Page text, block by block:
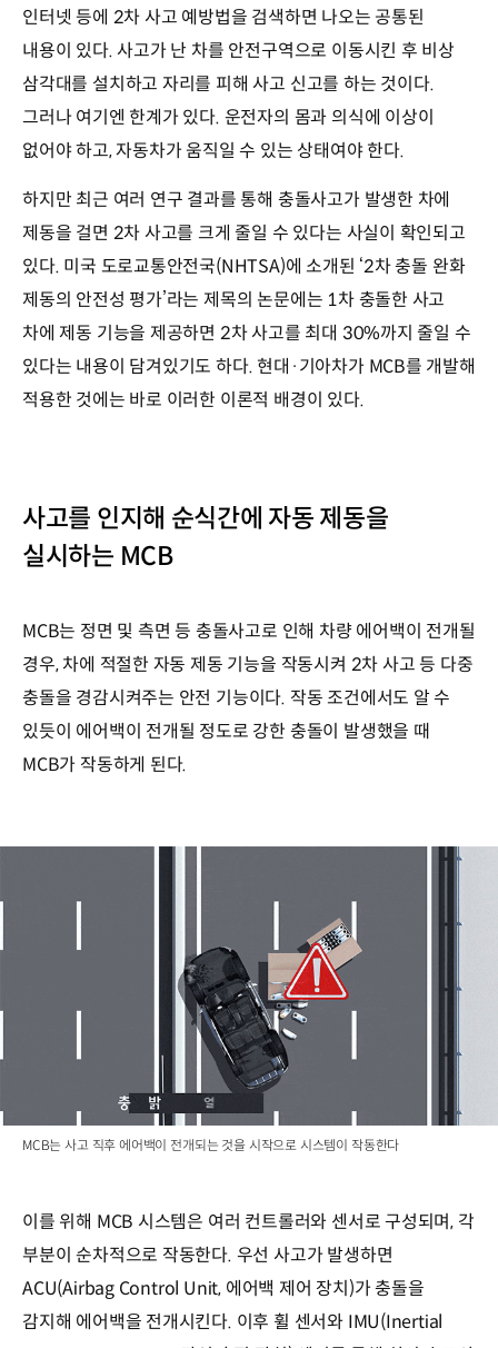
인터넷 등에 2차 사고 예방법을 검색하면 나오는 공통된
내용이 있다. 사고가 난 차를 안전구역으로 이동시킨 후 비상
삼각대를 설치하고 자리를 피해 사고 신고를 하는 것이다.
그러나 여기엔 한계가 있다. 운전자의 몸과 의식에 이상이
없어야 하고, 자동차가 움직일 수 있는 상태여야 한다.
하지만 최근 여러 연구 결과를 통해 충돌사고가 발생한 차에
제동을 걸면 2차 사고를 크게 줄일 수 있다는 사실이 확인되고
있다. 미국 도로교통안전국(NHTSA)에 소개된 ‘2차 충돌 완화
제동의 안전성 평가’라는 제목의 논문에는 1차 충돌한 사고
차에 제동 기능을 제공하면 2차 사고를 최대 30%까지 줄일 수
있다는 내용이 담겨있기도 하다. 현대·기아차가 MCB를 개발해
적용한 것에는 바로 이러한 이론적 배경이 있다.
사고를 인지해 순식간에 자동 제동을
실시하는 MCB
MCB는 정면 및 측면 등 충돌사고로 인해 차량 에어백이 전개될
경우, 차에 적절한 자동 제동 기능을 작동시켜 2차 사고 등 다중
충돌을 경감시켜주는 안전 기능이다. 작동 조건에서도 알 수
있듯이 에어백이 전개될 정도로 강한 충돌이 발생했을 때
MCB가 작동하게 된다.
MCB는 사고 직후 에어백이 전개되는 것을 시작으로 시스템이 작동한다
이를 위해 MCB 시스템은 여러 컨트롤러와 센서로 구성되며, 각
부분이 순차적으로 작동한다. 우선 사고가 발생하면
ACU(Airbag Control Unit, 에어백 제어 장치)가 충돌을
감지해 에어백을 전개시킨다. 이후 휠 센서와 IMU(Inertial